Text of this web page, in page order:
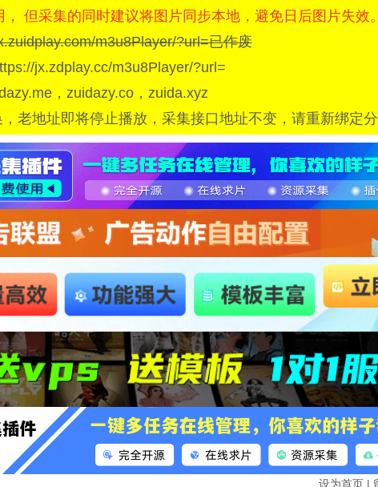
但采集的同时建议将图片同步本地，避免日后图片失效。
m3u8Player/?url=已作废
jx.zdplay.cc/m3u8Player/?url=
，zuidazy.co，zuida.xyz
老地址即将停止播放，采集接口地址不变，请重新绑定分
设为首页 |